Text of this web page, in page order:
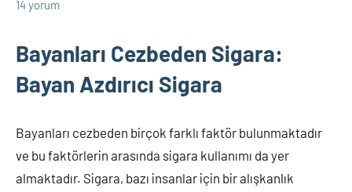
14 yorum
Bayanları Cezbeden Sigara:
Bayan Azdırıcı Sigara
Bayanları cezbeden birçok farklı faktör bulunmaktadır
ve bu faktörlerin arasında sigara kullanımı da yer
almaktadır. Sigara, bazı insanlar için bir alışkanlık